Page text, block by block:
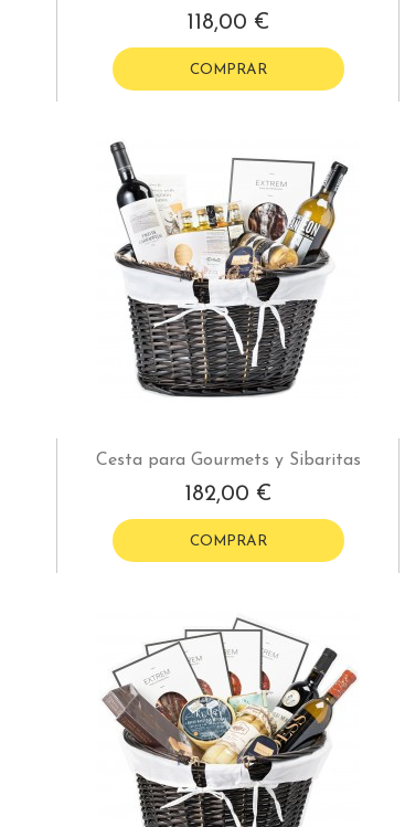
118,00 €
COMPRAR
Cesta para Gourmets y Sibaritas
182,00 €
COMPRAR